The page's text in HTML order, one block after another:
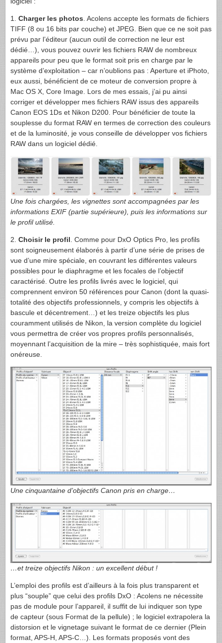
1. Charger les photos . Acolens accepte les formats de fichiers
TIFF (8 ou 16 bits par couche) et JPEG . Bien que ce ne soit pas
prévu par l’éditeur (aucun outil de correction ne leur est
dédié…), vous pouvez ouvrir les fichiers RAW de nombreux
appareils pour peu que le format soit pris en charge par le
système d’exploitation – car n’oublions pas : Aperture et iPhoto,
eux aussi, bénéficient de ce moteur de conversion propre à
Mac OS X, Core Image. Lors de mes essais, j’ai pu ainsi
corriger et développer mes fichiers RAW issus des appareils
Canon EOS 1Ds et Nikon D200. Pour bénéficier de toute la
souplesse du format RAW en termes de correction des couleurs
et de la luminosité, je vous conseille de développer vos fichiers
RAW dans un logiciel dédié.
Une fois chargées, les vignettes sont accompagnées par les
informations EXIF (partie supérieure), puis les informations sur
le profil utilisé.
2. Choisir le profil . Comme pour DxO Optics Pro, les profils
sont soigneusement élaborés à partir d’une série de prises de
vue d’une mire spéciale, en couvrant les différentes valeurs
possibles pour le diaphragme et les focales de l’objectif
caractérisé. Outre les profils livrés avec le logiciel, qui
comprennent environ 50 références pour Canon (dont la quasi-
totalité des objectifs professionnels, y compris les objectifs à
bascule et décentrement…) et les treize objectifs les plus
couramment utilisés de Nikon, la version complète du logiciel
vous permettra de créer vos propres profils personnalisés,
moyennant l’acquisition de la mire – très sophistiquée, mais fort
onéreuse.
Une cinquantaine d’objectifs Canon pris en charge…
…et treize objectifs Nikon : un excellent début !
L’emploi des profils est d’ailleurs à la fois plus transparent et
plus “souple” que celui des profils DxO : Acolens ne nécessite
pas de module pour l’appareil, il suffit de lui indiquer son type
de capteur (sous Format de la pellule) ; le logiciel extrapolera la
distorsion et le vignetage suivant le format de ce dernier (Plein
format, APS-H , APS-C…). Les formats proposés vont des